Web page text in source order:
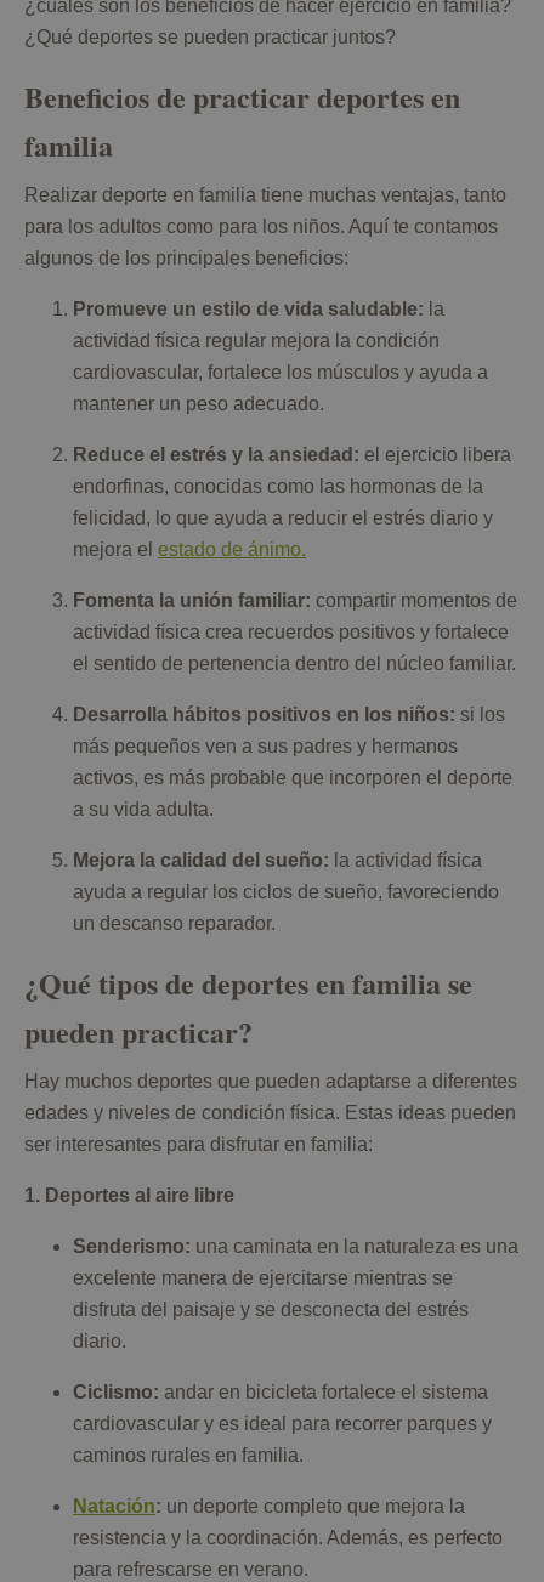
¿cuáles son los beneficios de hacer ejercicio en familia?
¿Qué deportes se pueden practicar juntos?
Beneficios de practicar deportes en
familia
Realizar deporte en familia tiene muchas ventajas, tanto
para los adultos como para los niños. Aquí te contamos
algunos de los principales beneficios:
Promueve un estilo de vida saludable: la
actividad física regular mejora la condición
cardiovascular, fortalece los músculos y ayuda a
mantener un peso adecuado.
Reduce el estrés y la ansiedad: el ejercicio libera
endorfinas, conocidas como las hormonas de la
felicidad, lo que ayuda a reducir el estrés diario y
mejora el estado de ánimo.
Fomenta la unión familiar: compartir momentos de
actividad física crea recuerdos positivos y fortalece
el sentido de pertenencia dentro del núcleo familiar.
Desarrolla hábitos positivos en los niños: si los
más pequeños ven a sus padres y hermanos
activos, es más probable que incorporen el deporte
a su vida adulta.
Mejora la calidad del sueño: la actividad física
ayuda a regular los ciclos de sueño, favoreciendo
un descanso reparador.
¿Qué tipos de deportes en familia se
pueden practicar?
Hay muchos deportes que pueden adaptarse a diferentes
edades y niveles de condición física. Estas ideas pueden
ser interesantes para disfrutar en familia:
1. Deportes al aire libre
Senderismo: una caminata en la naturaleza es una
excelente manera de ejercitarse mientras se
disfruta del paisaje y se desconecta del estrés
diario.
Ciclismo: andar en bicicleta fortalece el sistema
cardiovascular y es ideal para recorrer parques y
caminos rurales en familia.
Natación: un deporte completo que mejora la
resistencia y la coordinación. Además, es perfecto
para refrescarse en verano.